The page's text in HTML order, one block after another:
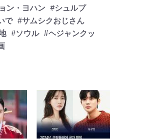
ン・ヨハン #シュルプ
で #サムシクおじさん
#ソウル #ヘジャンクッ